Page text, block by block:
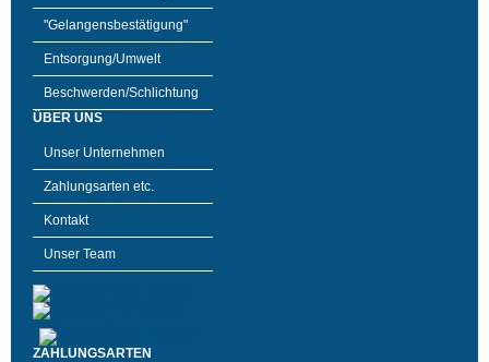
"Gelangensbestätigung"
Entsorgung/Umwelt
Beschwerden/Schlichtung
ÜBER UNS
Unser Unternehmen
Zahlungsarten etc.
Kontakt
Unser Team
ZAHLUNGSARTEN